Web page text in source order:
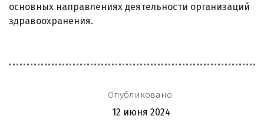
основных направлениях деятельности организаций
здравоохранения.
Опубликовано:
12 июня 2024